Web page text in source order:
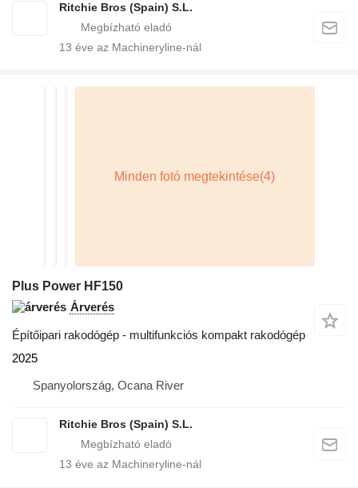
Ritchie Bros (Spain) S.L.
13 éve az Machineryline-nál
Plus Power HF150
Árverés
Építőipari rakodógép - multifunkciós kompakt rakodógép
2025
Spanyolország, Ocana River
Ritchie Bros (Spain) S.L.
13 éve az Machineryline-nál